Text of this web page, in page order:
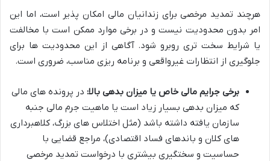
هرچند تمدید مرخصی برای زندانیان مالی امکان پذیر است، اما این
امر بدون محدودیت نیست و در برخی موارد ممکن است با مخالفت
یا شرایط سخت تری روبرو شود. آگاهی از این محدودیت ها برای
جلوگیری از انتظارات غیرواقعی و برنامه ریزی مناسب، ضروری است.
برخی جرایم مالی خاص یا میزان بدهی بالا: در پرونده های مالی
که میزان بدهی بسیار زیاد است یا ماهیت جرم مالی جنبه
سازمان یافته داشته باشد (مثل اختلاس های بزرگ، کلاهبرداری
های کلان و باندهای فساد اقتصادی)، مراجع قضایی با
حساسیت و سختگیری بیشتری با درخواست تمدید مرخصی